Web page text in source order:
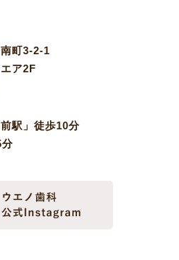
町3-2-1
ア2F
駅」徒歩10分
分